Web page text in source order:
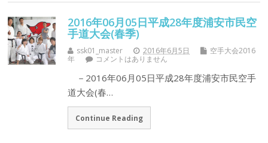
2016年06月05日平成28年度浦安市民空
手道大会(春季)
ssk01_master 2016年6月5日
空手大会2016
年
コメントはありません
－2016年06月05日平成28年度浦安市民空手
道大会(春…
Continue Reading